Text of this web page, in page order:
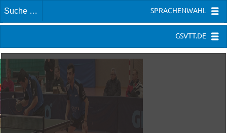
SPRACHENWAHL
GSVTT.DE